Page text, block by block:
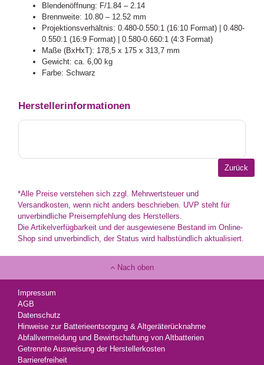
Blendenöffnung: F/1.84 – 2.14
Brennweite: 10.80 – 12.52 mm
Projektionsverhältnis: 0.480-0.550:1 (16:10 Format) | 0.480-
0.550:1 (16:9 Format) | 0.580-0.660:1 (4:3 Format)
Maße (BxHxT): 178,5 x 175 x 313,7 mm
Gewicht: ca. 6,00 kg
Farbe: Schwarz
Herstellerinformationen
*Alle Preise verstehen sich zzgl. Mehrwertsteuer und
Versandkosten, wenn nicht anders beschrieben. UVP steht für
unverbindliche Preisempfehlung des Herstellers.
Die Artikelverfügbarkeit und der ausgewiesene Bestand im Online-
Shop sind unverbindlich, der Status wird halbstündlich aktualisiert.
Nach oben
Impressum
AGB
Datenschutz
Hinweise zur Batterieentsorgung & Altgeräterücknahme
Abfallvermeidung und Bewirtschaftung von Altbatterien
Getrennte Ausweisung der Herstellerkosten
Barrierefreiheit